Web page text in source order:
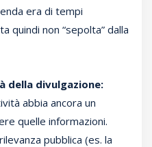
era di tempi
quindi non “sepolta” dalla
della divulgazione:
abbia ancora un
quelle informazioni.
pubblica (es. la